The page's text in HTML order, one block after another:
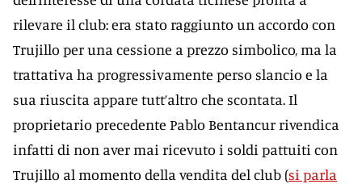
rilevare il club: era stato raggiunto un accordo con
Trujillo per una cessione a prezzo simbolico, ma la
trattativa ha progressivamente perso slancio e la
sua riuscita appare tutt’altro che scontata. Il
proprietario precedente Pablo Bentancur rivendica
infatti di non aver mai ricevuto i soldi pattuiti con
Trujillo al momento della vendita del club (si parla